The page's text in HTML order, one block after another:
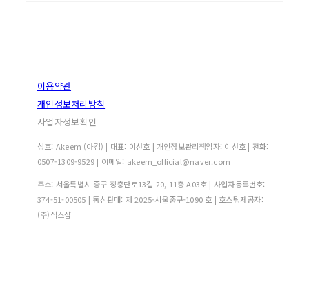
이용약관
개인정보처리방침
사업자정보확인
상호: Akeem (아킴) | 대표: 이선호 | 개인정보관리책임자: 이선호 | 전화:
0507-1309-9529 | 이메일: akeem_official@naver.com
주소: 서울특별시 중구 장충단로13길 20, 11층 A03호 | 사업자등록번호:
374-51-00505 | 통신판매: 제 2025-서울중구-1090 호 | 호스팅제공자:
(주)식스샵